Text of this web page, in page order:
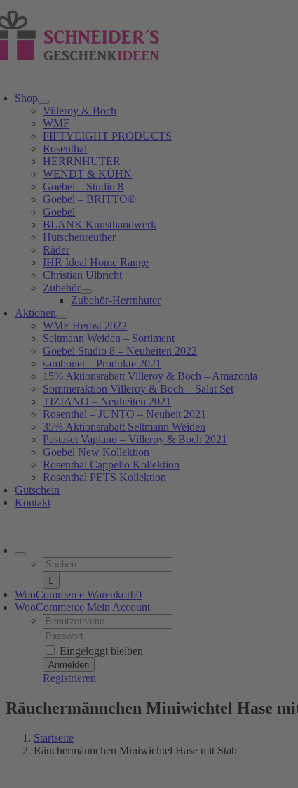
Zum
Inhalt
springen
Shop
Villeroy & Boch
WMF
FIFTYEIGHT PRODUCTS
Rosenthal
HERRNHUTER
WENDT & KÜHN
Goebel – Studio 8
Goebel – BRITTO®
Goebel
BLANK Kunsthandwerk
Hutschenreuther
Räder
IHR Ideal Home Range
Christian Ulbricht
Zubehör
Zubehör-Herrnhuter
Aktionen
WMF Herbst 2022
Seltmann Weiden – Sortiment
Goebel Studio 8 – Neuheiten 2022
sambonet – Produkte 2021
15% Aktionsrabatt Villeroy & Boch – Amazonia
Sommeraktion Villeroy & Boch – Salat Set
TIZIANO – Neuheiten 2021
Rosenthal – JUNTO – Neuheit 2021
35% Aktionsrabatt Seltmann Weiden
Pastaset Vapiano – Villeroy & Boch 2021
Goebel New Kollektion
Rosenthal Cappello Kollektion
Rosenthal PETS Kollektion
Gutschein
Kontakt
Suche
nach:
WooCommerce Warenkorb0
WooCommerce Mein Account
Username:
Password:
Eingeloggt bleiben
Registrieren
Räuchermännchen Miniwichtel Hase
Startseite
Räuchermännchen Miniwichtel Hase mit Stab